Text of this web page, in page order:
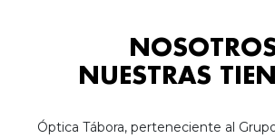
NUESTRAS
Óptica Tábora, perteneciente al